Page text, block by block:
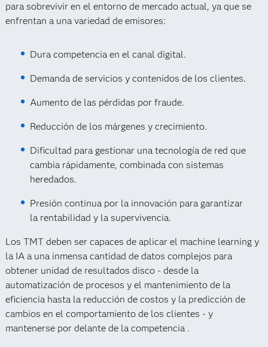
para sobrevivir en el entorno de mercado actual, ya que se
enfrentan a una variedad de emisores:
Dura competencia en el canal digital.
Demanda de servicios y contenidos de los clientes.
Aumento de las pérdidas por fraude.
Reducción de los márgenes y crecimiento.
Dificultad para gestionar una tecnología de red que
cambia rápidamente, combinada con sistemas
heredados.
Presión continua por la innovación para garantizar
la rentabilidad y la supervivencia.
Los TMT deben ser capaces de aplicar el machine learning y
la IA a una inmensa cantidad de datos complejos para
obtener unidad de resultados disco - desde la
automatización de procesos y el mantenimiento de la
eficiencia hasta la reducción de costos y la predicción de
cambios en el comportamiento de los clientes - y
mantenerse por delante de la competencia .